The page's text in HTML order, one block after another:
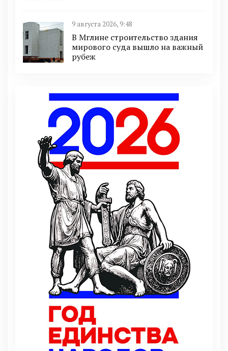
9 августа 2026, 9:48
В Мглине строительство здания
мирового суда вышло на важный
рубеж